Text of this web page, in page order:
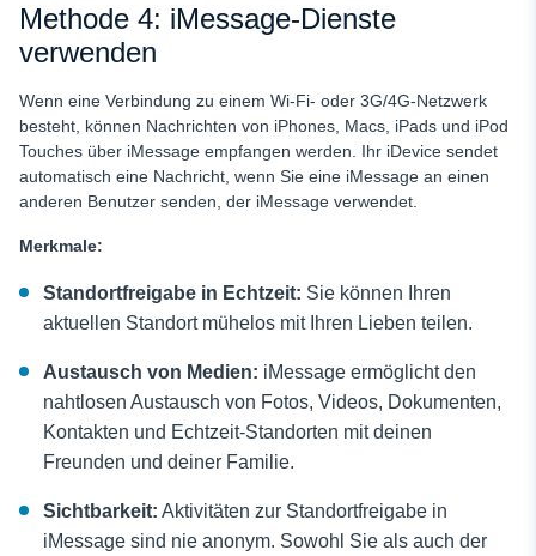
Methode 4: iMessage-Dienste
verwenden
Wenn eine Verbindung zu einem Wi-Fi- oder 3G/4G-Netzwerk
besteht, können Nachrichten von iPhones, Macs, iPads und iPod
Touches über iMessage empfangen werden. Ihr iDevice sendet
automatisch eine Nachricht, wenn Sie eine iMessage an einen
anderen Benutzer senden, der iMessage verwendet.
Merkmale:
Standortfreigabe in Echtzeit: Sie können Ihren
aktuellen Standort mühelos mit Ihren Lieben teilen.
Austausch von Medien: iMessage ermöglicht den
nahtlosen Austausch von Fotos, Videos, Dokumenten,
Kontakten und Echtzeit-Standorten mit deinen
Freunden und deiner Familie.
Sichtbarkeit: Aktivitäten zur Standortfreigabe in
iMessage sind nie anonym. Sowohl Sie als auch der